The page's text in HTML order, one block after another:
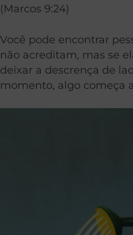
(Marcos 9:24)
Você pode encontrar
não acreditam, mas se
deixar a descrença de
momento, algo começa